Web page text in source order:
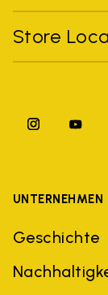
Store
UNTERNEHMEN
Geschichte